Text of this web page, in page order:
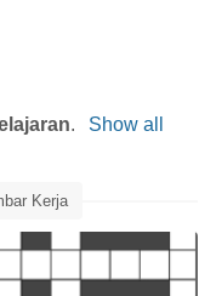
.
Show all
Kerja